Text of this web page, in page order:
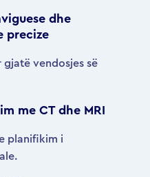
dhe
precize
gjatë vendosjes së
me CT dhe MRI
planifikim i